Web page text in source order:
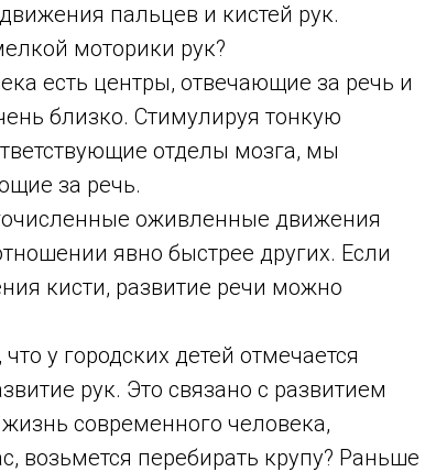
пальцев и кистей рук.
моторики рук?
есть центры, отвечающие за речь и
близко. Стимулируя тонкую
отделы мозга, мы
за речь.
оживленные движения
явно быстрее других. Если
кисти, развитие речи можно
у городских детей отмечается
рук. Это связано с развитием
современного человека,
возьмется перебирать крупу? Раньше